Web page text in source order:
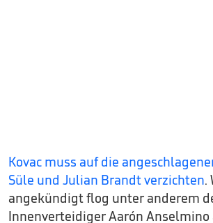
Kovac muss auf die
Süle und Julian Brandt verzichten.
angekündigt flog unter anderem
Innenverteidiger Aarón Anselmino